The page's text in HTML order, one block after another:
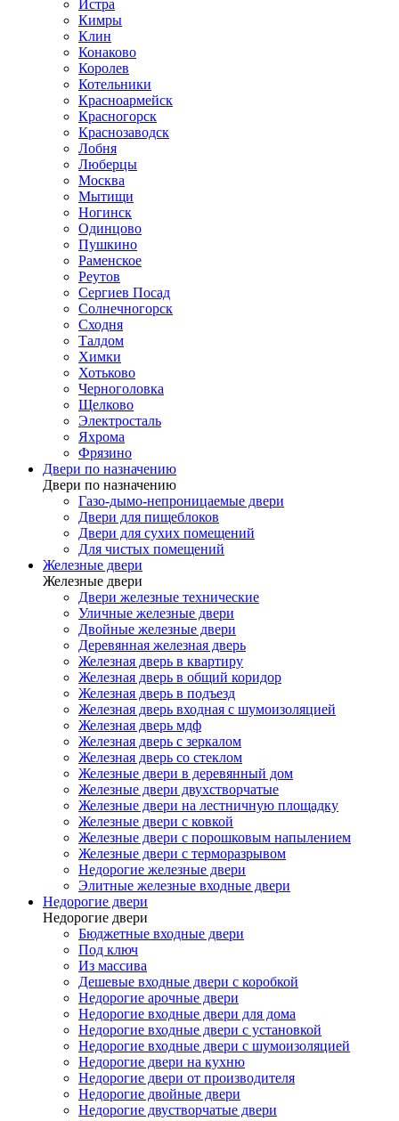
Истра
Кимры
Клин
Конаково
Королев
Котельники
Красноармейск
Красногорск
Краснозаводск
Лобня
Люберцы
Москва
Мытищи
Ногинск
Одинцово
Пушкино
Раменское
Реутов
Сергиев Посад
Солнечногорск
Сходня
Талдом
Химки
Хотьково
Черноголовка
Щелково
Электросталь
Яхрома
Фрязино
Двери по назначению
Двери по назначению
Газо-дымо-непроницаемые двери
Двери для пищеблоков
Двери для сухих помещений
Для чистых помещений
Железные двери
Железные двери
Двери железные технические
Уличные железные двери
Двойные железные двери
Деревянная железная дверь
Железная дверь в квартиру
Железная дверь в общий коридор
Железная дверь в подъезд
Железная дверь входная с шумоизоляцией
Железная дверь мдф
Железная дверь с зеркалом
Железная дверь со стеклом
Железные двери в деревянный дом
Железные двери двухстворчатые
Железные двери на лестничную площадку
Железные двери с ковкой
Железные двери с порошковым напылением
Железные двери с терморазрывом
Недорогие железные двери
Элитные железные входные двери
Недорогие двери
Недорогие двери
Бюджетные входные двери
Под ключ
Из массива
Дешевые входные двери с коробкой
Недорогие арочные двери
Недорогие входные двери для дома
Недорогие входные двери с установкой
Недорогие входные двери с шумоизоляцией
Недорогие двери на кухню
Недорогие двери от производителя
Недорогие двойные двери
Недорогие двустворчатые двери